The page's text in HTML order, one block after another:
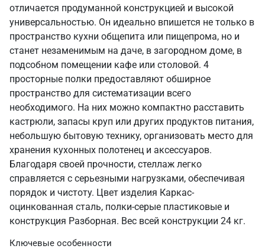
отличается продуманной конструкцией и высокой
универсальностью. Он идеально впишется не только в
пространство кухни общепита или пищепрома, но и
станет незаменимым на даче, в загородном доме, в
подсобном помещении кафе или столовой. 4
просторные полки предоставляют обширное
пространство для систематизации всего
необходимого. На них можно компактно расставить
кастрюли, запасы круп или других продуктов питания,
небольшую бытовую технику, организовать место для
хранения кухонных полотенец и аксессуаров.
Благодаря своей прочности, стеллаж легко
справляется с серьезными нагрузками, обеспечивая
порядок и чистоту. Цвет изделия Каркас-
оцинкованная сталь, полки-серые пластиковые и
конструкция Разборная. Вес всей конструкции 24 кг.
Ключевые особенности